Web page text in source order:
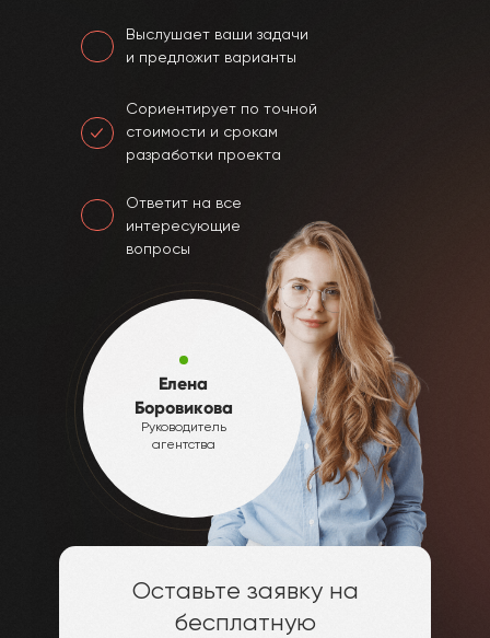
Сориентирует по точной
стоимости и срокам
разработки проекта
Ответит на все
интересующие
вопросы
Выслушает ваши задачи
и предложит варианты
Оставьте заявку на
бесплатную
Елена
Боровикова
Руководитель
агентства